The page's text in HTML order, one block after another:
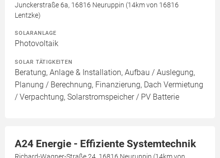
Junckerstraße 6a, 16816 Neuruppin (14km von 16816
Lentzke)
SOLARANLAGE
Photovoltaik
SOLAR TÄTIGKEITEN
Beratung, Anlage & Installation, Aufbau / Auslegung,
Planung / Berechnung, Finanzierung, Dach Vermietung
/ Verpachtung, Solarstromspeicher / PV Batterie
A24 Energie - Effiziente Systemtechnik